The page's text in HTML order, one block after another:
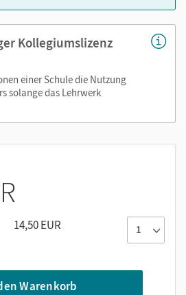
Kollegiumslizenz
einer Schule die Nutzung
solange das Lehrwerk
14,50 EUR
Warenkorb